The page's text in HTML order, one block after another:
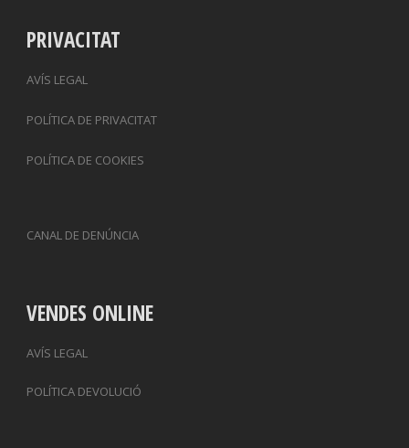
PRIVACITAT
AVÍS LEGAL
POLÍTICA DE PRIVACITAT
POLÍTICA DE COOKIES
CANAL DE DENÚNCIA
VENDES ONLINE
AVÍS LEGAL
POLÍTICA DEVOLUCIÓ